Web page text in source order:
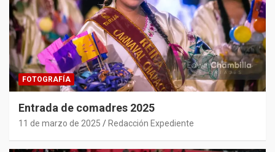
FOTOGRAFÍA
Entrada de comadres 2025
11 de marzo de 2025 Redacción Expediente